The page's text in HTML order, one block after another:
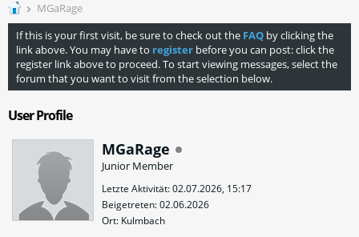
MGaRage
If this is your first visit, be sure to check out the FAQ by clicking the
link above. You may have to register before you can post: click the
register link above to proceed. To start viewing messages, select the
forum that you want to visit from the selection below.
User Profile
MGaRage
Junior Member
Letzte Aktivität: 02.07.2026, 15:17
Beigetreten: 02.06.2026
Ort: Kulmbach